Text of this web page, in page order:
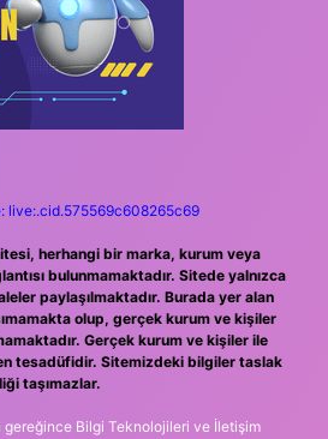
live:.cid.575569c608265c69
herhangi bir marka, kurum veya
bulunmamaktadır. Sitede yalnızca
paylaşılmaktadır. Burada yer alan
olup, gerçek kurum ve kişiler
Gerçek kurum ve kişiler ile
tesadüfidir. Sitemizdeki bilgiler taslak
taşımazlar.
gereğince Bilgi Teknolojileri ve İletişim